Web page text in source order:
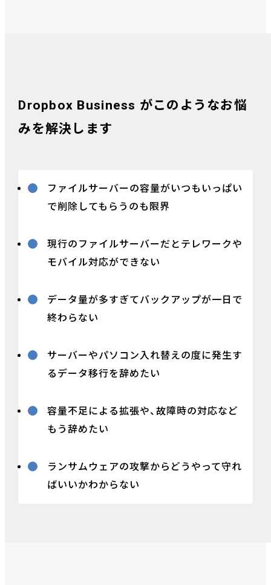
Dropbox Business がこのようなお悩
みを解決します
ファイルサーバーの容量がいつもいっぱい
で削除してもらうのも限界
現行のファイルサーバーだとテレワークや
モバイル対応ができない
データ量が多すぎてバックアップが一日で
終わらない
サーバーやパソコン入れ替えの度に発生す
るデータ移行を辞めたい
容量不足による拡張や、故障時の対応など
もう辞めたい
ランサムウェアの攻撃からどうやって守れ
ばいいかわからない